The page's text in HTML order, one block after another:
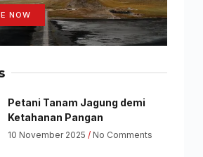
NOW
Petani Tanam Jagung demi
Ketahanan Pangan
10 November 2025 No Comments